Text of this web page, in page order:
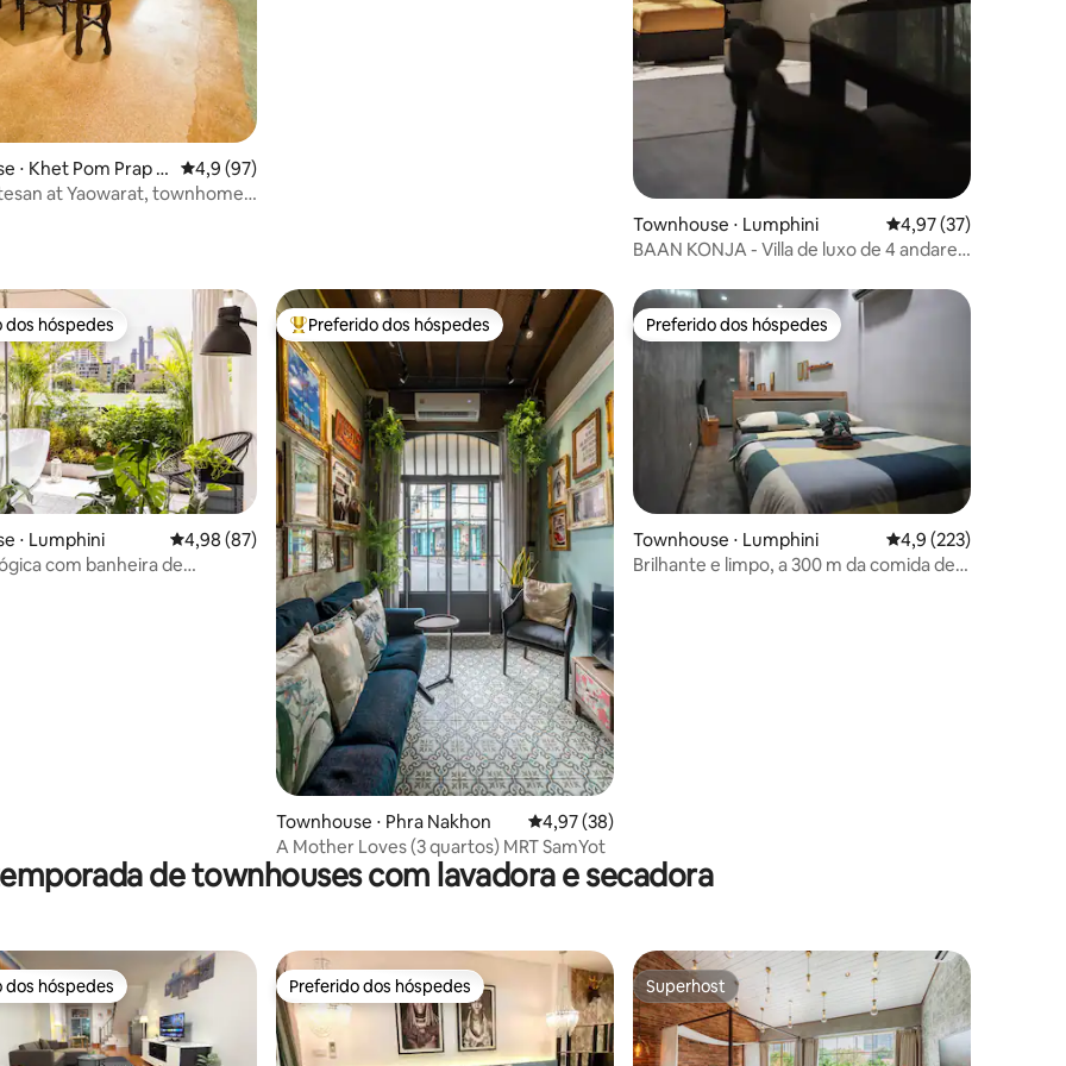
⋅ Khet Pom Prap S
4,9 de uma avaliação média de 5, 97 avaliações
4,9 (97)
at Yaowarat, townhome
Townhouse ⋅ Lumphini 4,97 de uma
4,97 (37)
BAAN KONJA - Villa de luxo de 4 andares,
de 5, 47 avaliações
dos hóspedes
dos hóspedes
⋅ Lumphini 4,98 de uma avaliação média de 5, 87 avaliações
4,98 (87)
com banheira de
Entre os melhores preferidos dos hóspedes
Preferido dos hóspedes
Townhouse ⋅ Phra Nakhon 4,97 de uma avaliação média de 5, 38 avaliações
4,97 (38)
A Mother Loves (3 quartos) MRT SamYot
Preferido dos hóspedes
Preferido dos hóspedes
Townhouse ⋅ Lumphini 4,9 de uma avaliação
4,9 (223)
Brilhante e limpo, a 300 m da comida de
de townhouses com lavadora e secadora
dos hóspedes
dos hóspedes Preferido dos hóspedes
Preferido dos hóspedes Superhost
Superhost